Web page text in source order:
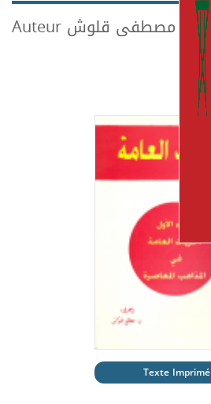
Auteur مصطفى قلوش
Texte Imprimé